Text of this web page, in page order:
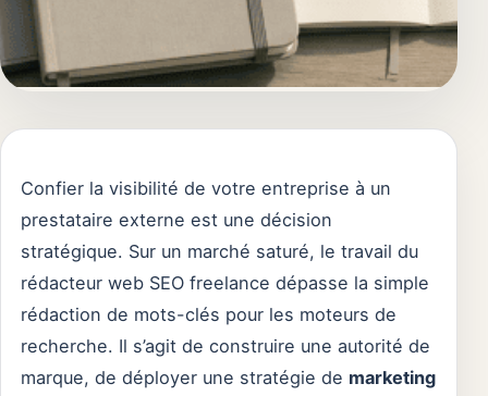
Confier la visibilité de votre entreprise à un
prestataire externe est une décision
stratégique. Sur un marché saturé, le travail du
rédacteur web SEO freelance dépasse la simple
rédaction de mots-clés pour les moteurs de
recherche. Il s’agit de construire une autorité de
marque, de déployer une stratégie de marketing